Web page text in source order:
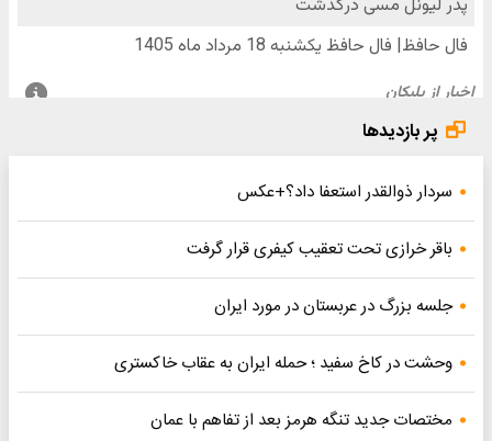
پر بازدیدها
سردار ذوالقدر استعفا داد؟+عکس
باقر خرازی تحت تعقیب کیفری قرار گرفت
جلسه بزرگ در عربستان در مورد ایران
وحشت در کاخ سفید ؛ حمله ایران به عقاب خاکستری
مختصات جدید تنگه هرمز بعد از تفاهم با عمان